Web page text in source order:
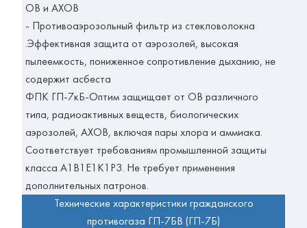
ОВ и АХОВ
- Противоаэрозольный фильтр из стекловолокна
.Эффективная защита от аэрозолей, высокая
пылеемкость, пониженное сопротивление дыханию, не
содержит асбеста
ФПК ГП-7кБ-Оптим защищает от ОВ различного
типа, радиоактивных веществ, биологических
аэрозолей, АХОВ, включая пары хлора и аммиака.
Соответствует требованиям промышленной защиты
класса А1В1Е1К1Р3. Не требует применения
дополнительных патронов.
Технические характеристики гражданского
противогаза ГП-7БВ (ГП-7Б)